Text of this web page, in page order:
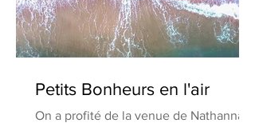
Petits Bonheurs en l'air
On a profité de la venue de Nathannaël